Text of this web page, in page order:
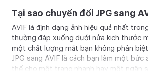
Tại sao chuyển đổi JPG sang
AVIF là định dạng ảnh hiệu quả nhất
thường đáp xuống dưới nửa kích thước
một chất lượng mắt bạn không phân
JPG sang AVIF là cách bạn làm một bức
thể cho một trang nhanh hay một ngân